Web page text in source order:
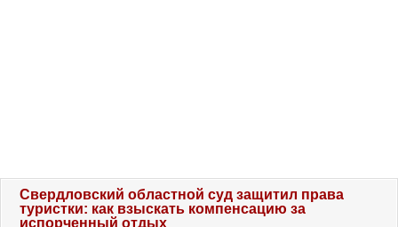
Свердловский областной суд защитил права
туристки: как взыскать компенсацию за
испорченный отдых